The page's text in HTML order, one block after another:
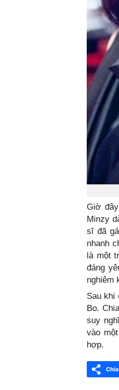
Giờ
Minzy
sĩ đã
nhanh
là một
đáng
nghiêm
Sau khi
Bo.
suy
vào
hợp.